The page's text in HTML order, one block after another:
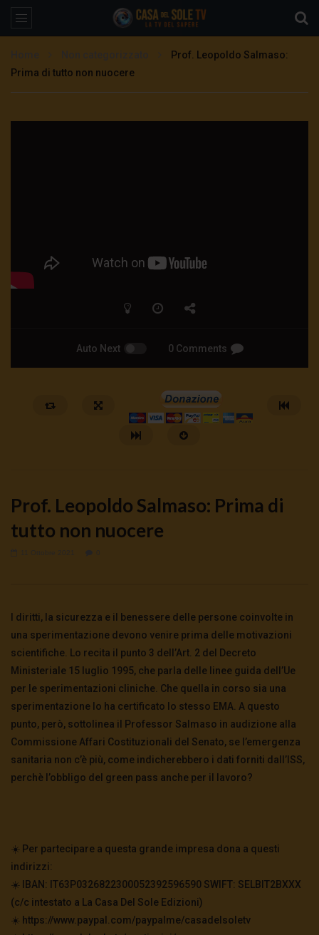
Prof. Leopoldo Salmaso:
Prima di tutto non nuocere
Auto Next 0 Comments
4 Agosto 2026 - LUD:3 Agosto 2026
0
160 0 0
0
154 0
Prof. Leopoldo Salmaso: Prima di
tutto non nuocere
I diritti, la sicurezza e il benessere delle persone coinvolte in
una sperimentazione devono venire prima delle motivazioni
scientifiche. Lo recita il punto 3 dell’Art. 2 del Decreto
Ministeriale 15 luglio 1995, che parla delle linee guida dell’Ue
per le sperimentazioni cliniche. Che quella in corso sia una
sperimentazione lo ha certificato lo stesso EMA. A questo
punto, però, sottolinea il Professor Salmaso in audizione alla
Commissione Affari Costituzionali del Senato, se l’emergenza
sanitaria non c’è più, come indicherebbero i dati forniti dall’ISS,
perchè l’obbligo del green pass anche per il lavoro?
☀️ Per partecipare a questa grande impresa dona a questi
indirizzi:
☀️ IBAN: IT63P0326822300052392596590 SWIFT: SELBIT2BXXX
(c/c intestato a La Casa Del Sole Edizioni)
☀️ https://www.paypal.com/paypalme/casadelsoletv